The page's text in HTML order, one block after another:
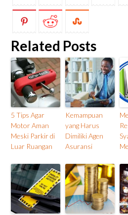
Related Posts
5 Tips Agar
Motor Aman
Meski Parkir di
Luar Ruangan
Kemampuan
yang Harus
Dimiliki Agen
Asuransi